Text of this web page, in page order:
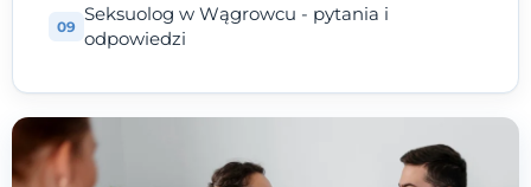
Seksuolog w Wągrowcu - pytania i
odpowiedzi